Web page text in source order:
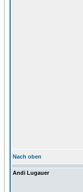
Nach oben
Andi Lugauer